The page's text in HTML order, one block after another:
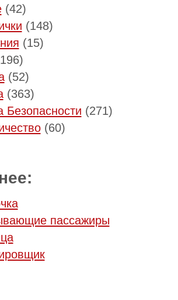
(42)
(148)
(15)
(52)
(363)
Безопасности (271)
(60)
пассажиры